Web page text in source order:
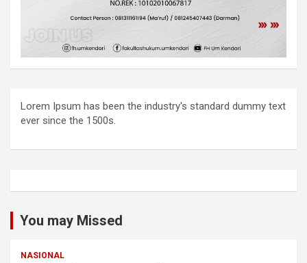
Lorem Ipsum has been the industry's standard dummy text
ever since the 1500s.
You may Missed
NASIONAL